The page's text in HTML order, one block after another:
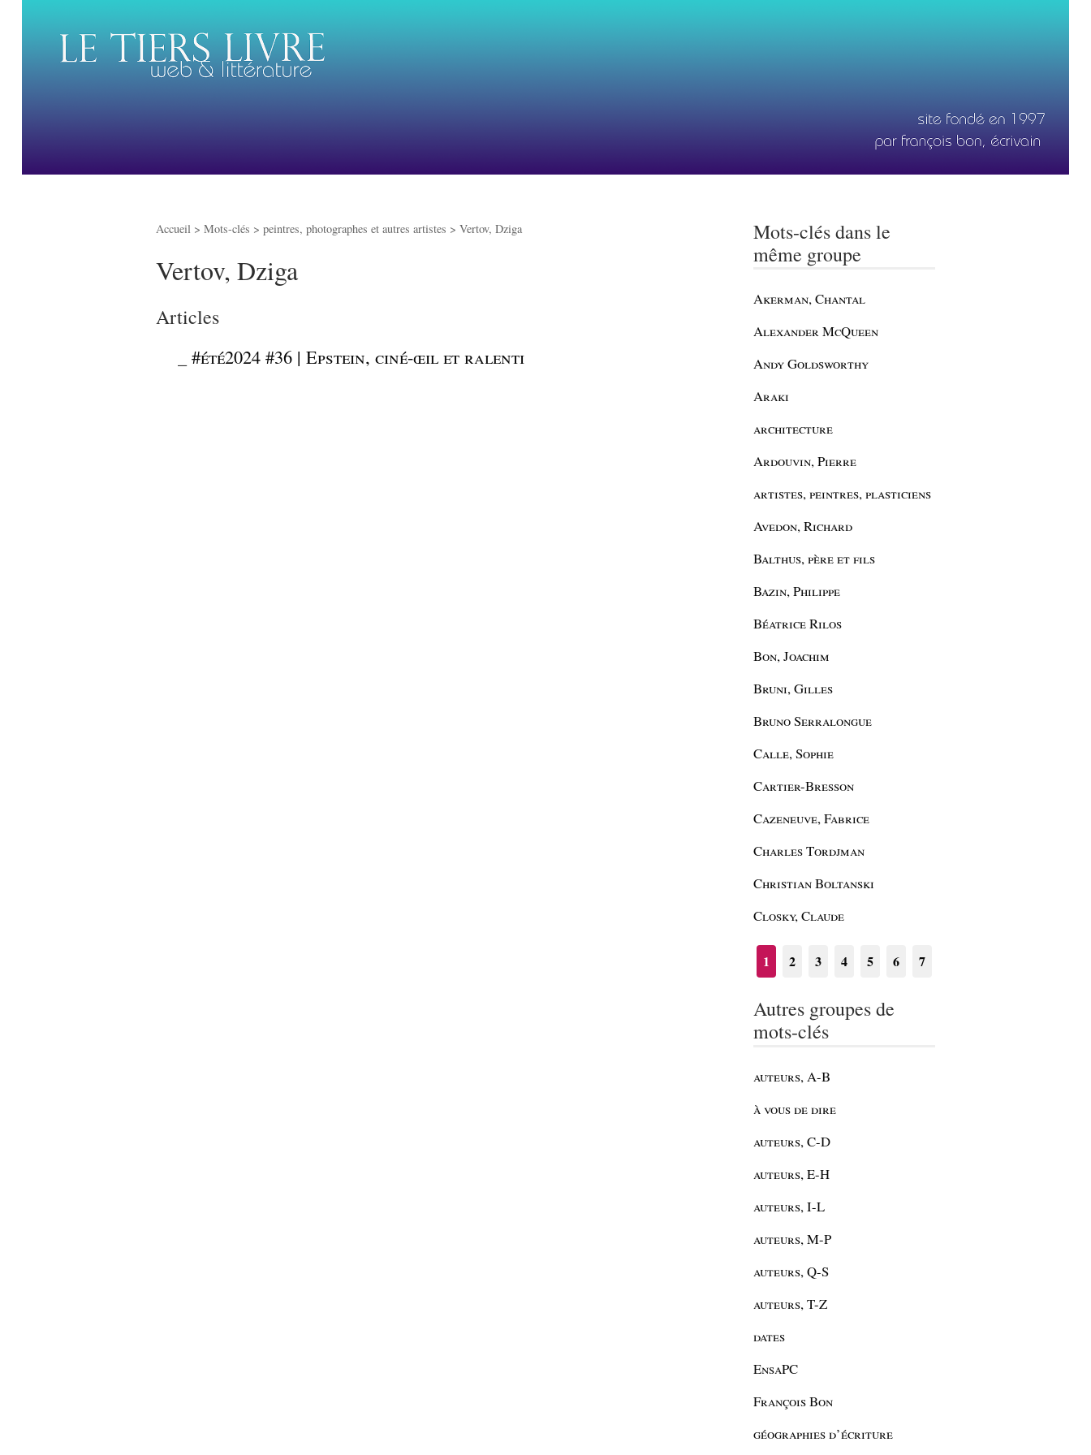
Accueil > Mots-clés > peintres, photographes et autres artistes > Vertov, Dziga
Vertov, Dziga
Articles
#été2024 #36 | Epstein, ciné-œil et ralenti
Mots-clés dans le
même groupe
Akerman, Chantal
Alexander McQueen
Andy Goldsworthy
Araki
architecture
Ardouvin, Pierre
artistes, peintres, plasticiens
Avedon, Richard
Balthus, père et fils
Bazin, Philippe
Béatrice Rilos
Bon, Joachim
Bruni, Gilles
Bruno Serralongue
Calle, Sophie
Cartier-Bresson
Cazeneuve, Fabrice
Charles Tordjman
Christian Boltanski
Closky, Claude
1 2 3 4 5 6 7
Autres groupes de
mots-clés
auteurs, A-B
à vous de dire
auteurs, C-D
auteurs, E-H
auteurs, I-L
auteurs, M-P
auteurs, Q-S
auteurs, T-Z
dates
EnsaPC
François Bon
géographies d’écriture